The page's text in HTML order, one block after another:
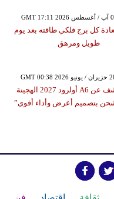
كل برج فلكي طاقته بعد يوم
طويل ومرهق
أودي تكشف عن A6 أولرود 2027 الهجينة
بتصميم أعرض وأداء أقوى”